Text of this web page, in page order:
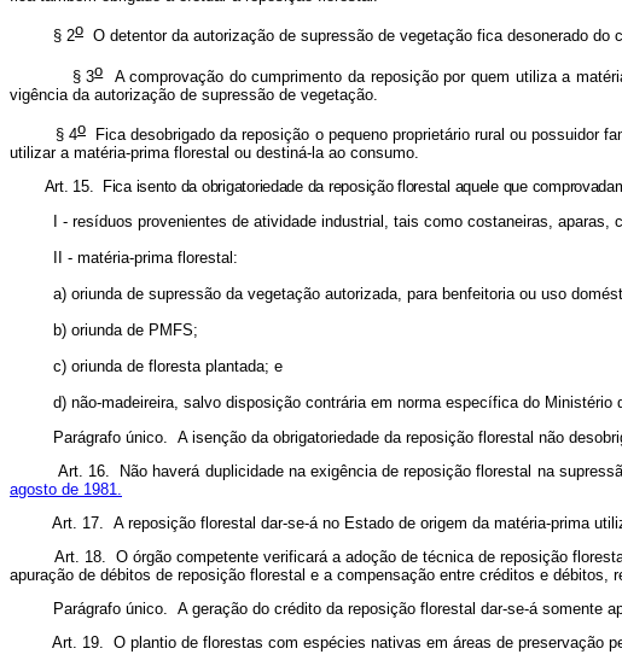
§ 2o O detentor da autorização de supressão de vegetação fica desonerado
3oA comprovação do cumprimento da reposição por quem utiliza a
vigência da autorização de supressão de vegetação.
4o Fica desobrigado da reposição o pequeno proprietário rural ou possuidor
utilizar a matéria-prima florestal ou destiná-la ao consumo.
Art. 15. Fica isento da obrigatoriedade da reposição florestal aquele que
provenientes de atividade industrial, tais como costaneiras, aparas,
prima florestal:
de supressão da vegetação autorizada, para benfeitoria ou uso doméstico
de PMFS;
de floresta plantada; e
salvo disposição contrária em norma específica do Ministério de
único. A isenção da obrigatoriedade da reposição florestal não desobriga o
Art. 16. Não haverá duplicidade na exigência de reposição florestal na
agosto de 1981.
Art. 17. A reposição florestal dar-se-á no Estado de origem da matéria-prima
Art. 18. O órgão competente verificará a adoção de técnica de reposição
apuração de débitos de reposição florestal e a compensação entre créditos e
único. A geração do crédito da reposição florestal dar-se-á somente após a
Art. 19. O plantio de florestas com espécies nativas em áreas de preservação